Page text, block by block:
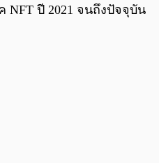
NFT ปี 2021 จนถึงปัจจุบัน